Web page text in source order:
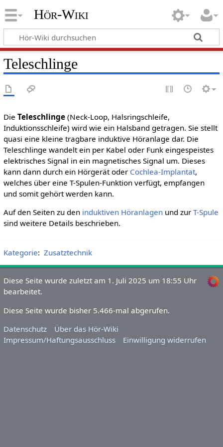
Hör-Wiki
Teleschlinge
Die Teleschlinge(Neck-Loop, Halsringschleife,
Induktionsschleife) wird wie ein Halsband getragen. Sie stellt
quasi eine kleine tragbare induktive Höranlage dar. Die
Teleschlinge wandelt ein per Kabel oder Funk eingespeistes
elektrisches Signal in ein magnetisches Signal um. Dieses
kann dann durch ein Hörgerät oder Cochlea-Implantat,
welches über eine T-Spulen-Funktion verfügt, empfangen
und somit gehört werden kann.
Auf den Seiten zu den induktiven Höranlagenund zur T-Spule
sind weitere Details beschrieben.
Kategorie: Zusatztechnik
Diese Seite wurde zuletzt am 1. Juli 2025 um 18:55 Uhr
bearbeitet.
Diese Seite wurde bisher 5.466-mal abgerufen.
Datenschutz
Über das Hör-Wiki
Impressum/Haftungsausschluss
Einwilligung widerrufen